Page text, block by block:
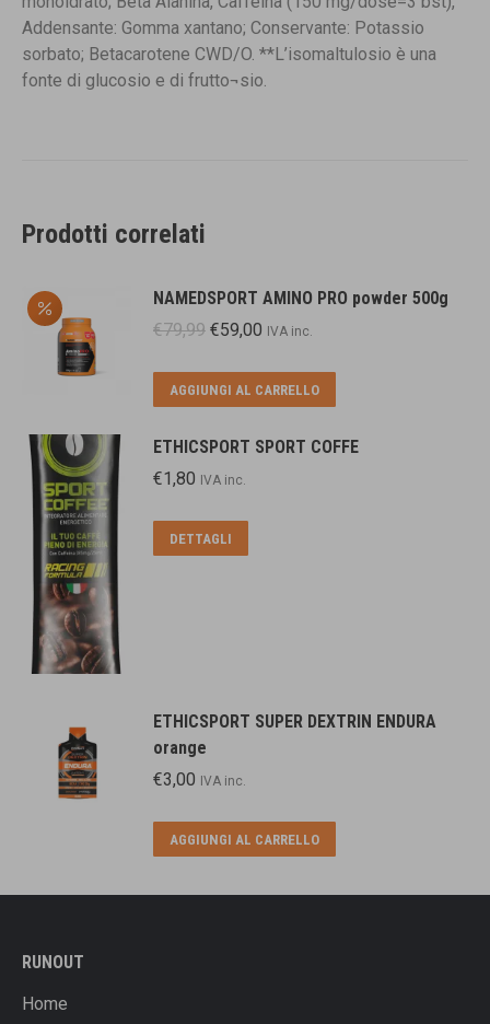
Addensante: Gomma xantano; Conservante: Potassio
sorbato; Betacarotene CWD/O. **L’isomaltulosio è una
fonte di glucosio e di frutto¬sio.
Prodotti correlati
NAMEDSPORT AMINO PRO powder 500g
€79,99 Il
originale
era:
€59,00 Il
attuale
è:
IVA inc.
AGGIUNGI AL CARRELLO
ETHICSPORT SPORT COFFE
€1,80 IVA inc.
DETTAGLI
ETHICSPORT SUPER DEXTRIN ENDURA
orange
€3,00 IVA inc.
AGGIUNGI AL CARRELLO
RUNOUT
Home